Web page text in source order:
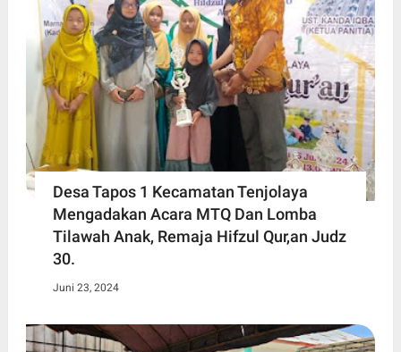
Desa Tapos 1 Kecamatan Tenjolaya
Mengadakan Acara MTQ Dan Lomba
Tilawah Anak, Remaja Hifzul Qur,an Judz
30.
Juni 23, 2024